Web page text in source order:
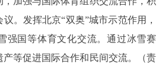
。发挥北京“双奥”城市示范作用，
强国等体育文化交流。通过冰雪赛
等促进国际合作和民间交流。（责